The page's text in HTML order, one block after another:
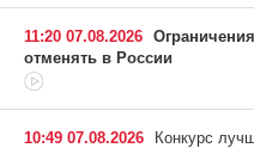
11:20 07.08.2026
отменять в России
10:49 07.08.2026
Конкурс